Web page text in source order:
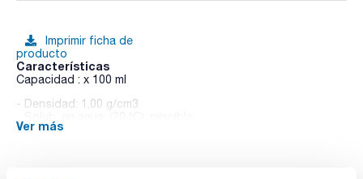
Imprimir ficha de
producto
Características
Capacidad : x 100 ml
- Densidad: 1,00 g/cm3
- Partida arancelaria: 3822 00 00 00
Ver más